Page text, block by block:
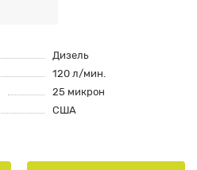
Дизель
120 л/мин.
25 микрон
США